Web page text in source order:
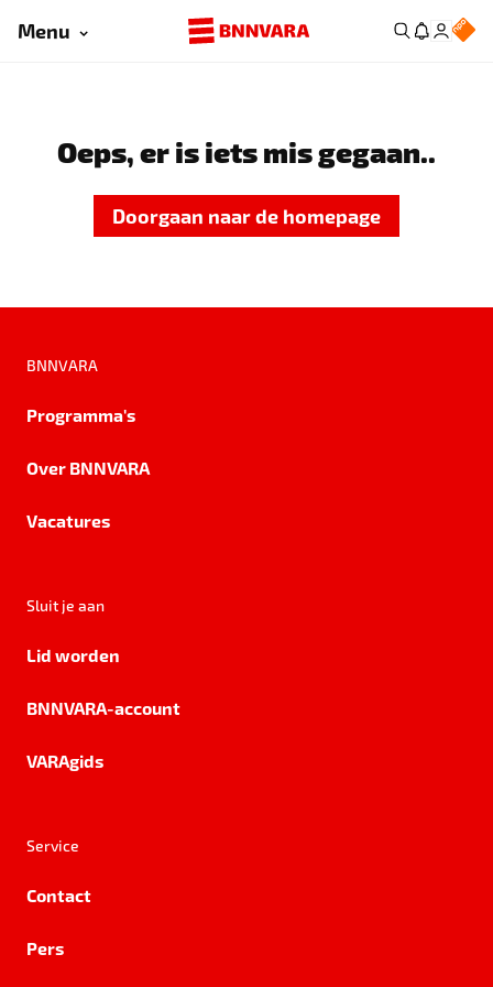
Menu
Oeps, er is iets mis gegaan..
Doorgaan naar de homepage
BNNVARA
Programma's
Over BNNVARA
Vacatures
Sluit je aan
Lid worden
BNNVARA-account
VARAgids
Service
Contact
Pers